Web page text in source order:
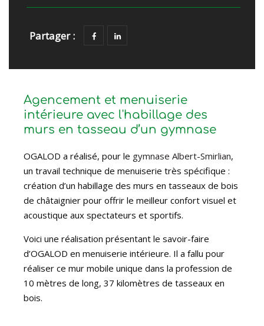
Partager :
Agencement et menuiserie
intérieure avec l'habillage des
murs en tasseau d’un gymnase
OGALOD a réalisé, pour le gymnase Albert-Smirlian,
un travail technique de menuiserie très spécifique :
création d’un habillage des murs en tasseaux de bois
de châtaignier pour offrir le meilleur confort visuel et
acoustique aux spectateurs et sportifs.
Voici une réalisation présentant le savoir-faire
d’OGALOD en menuiserie intérieure. Il a fallu pour
réaliser ce mur mobile unique dans la profession de
10 mètres de long, 37 kilomètres de tasseaux en
bois.